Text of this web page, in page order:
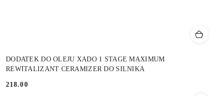
DODATEK DO OLEJU XADO 1 STAGE MAXIMUM
REWITALIZANT CERAMIZER DO SILNIKA
Cena:
218.00